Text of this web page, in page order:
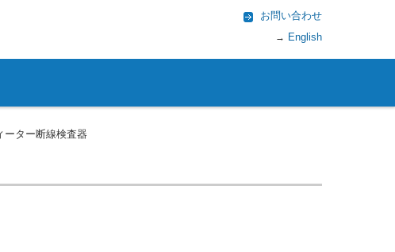
お問い合わせ
→ English
ター断線検査器